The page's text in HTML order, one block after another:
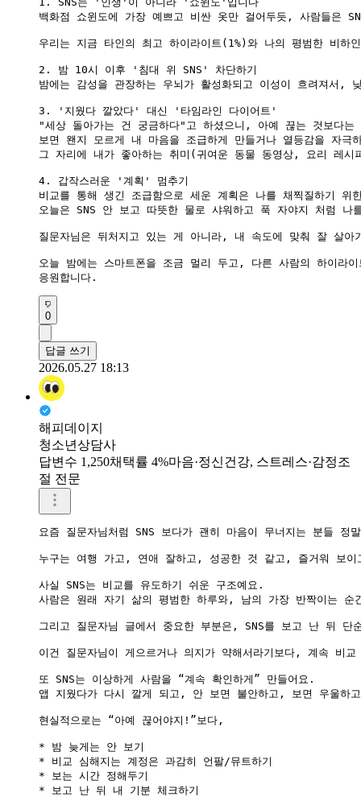
백화점 쇼윈도에 가장 예쁘고 비싼 옷만 걸어두듯, 사람들은
우리는 지금 타인의 최고 하이라이트(1%)와 나의 평범한 비
2. 밤 10시 이후 '침대 위 SNS' 차단하기
밤에는 감성을 관장하는 우뇌가 활성화되고 이성이 흐려져서
3. '지웠다 깔았다' 대신 '타임라인 다이어트'
"세상 돌아가는 건 궁금하다"고 하셨으니, 아예 끊는 것보다
보면 왠지 모르게 내 마음을 조급하게 만들거나 열등감을 자
그 자리에 내가 좋아하는 취미(귀여운 동물 동영상, 요리 레
4. 갑작스러운 '계획' 멈추기
비교를 통해 생긴 조급함으로 세운 계획은 나를 채찍질하기
오늘은 SNS 안 보고 따뜻한 물로 샤워하고 푹 자야지 처럼
질문자님은 뒤처지고 있는 게 아니라, 내 속도에 맞춰 잘 살
오늘 밤에는 스마트폰을 조금 멀리 두고, 다른 사람의 하이라
0
답글 쓰기
2026.05.27 18:13
해피데이지
청소년상담사
답변수 1,250채택률 4%마음·정신건강, 스트레스·감정조
절 전문
요즘 질문자님처럼 SNS 보다가 괜히 마음이 무너지는 분들
누구는 여행 가고, 연애 잘하고, 성공한 것 같고, 즐거워 보이
사실 SNS는 비교를 유도하기 쉬운 구조예요.
사람은 원래 자기 삶의 평범한 하루와, 남의 가장 반짝이는
그리고 질문자님 글에서 중요한 부분은, SNS를 보고 난 뒤
이건 질문자님이 게으르거나 의지가 약해서라기보다, 계속 비
또 SNS는 이상하게 사람을 “계속 확인하게” 만들어요.
앱 지웠다가 다시 깔게 되고, 안 보면 불안하고, 보면 우울하
현실적으로는 “아예 끊어야지!”보다,
* 밤 늦게는 안 보기
* 비교 심해지는 계정은 과감히 언팔/뮤트하기
* 보는 시간 정해두기
* 보고 난 뒤 내 기분 체크하기